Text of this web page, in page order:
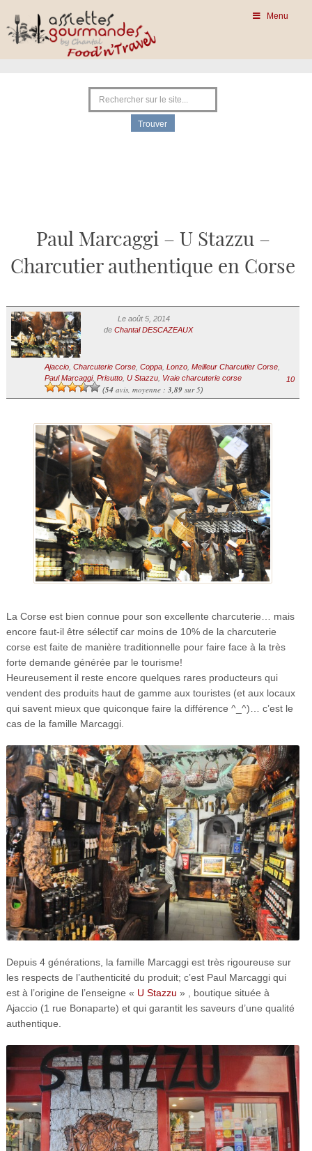
Menu
Paul Marcaggi – U Stazzu –
Charcutier authentique en Corse
Le août 5, 2014
de Chantal DESCAZEAUX
Ajaccio, Charcuterie Corse, Coppa, Lonzo, Meilleur Charcutier Corse,
Paul Marcaggi, Prisutto, U Stazzu, Vraie charcuterie corse
(54avis, moyenne : 3,89sur 5)
10
La Corse est bien connue pour son excellente charcuterie… mais
encore faut-il être sélectif car moins de 10% de la charcuterie
corse est faite de manière traditionnelle pour faire face à la très
forte demande générée par le tourisme!
Heureusement il reste encore quelques rares producteurs qui
vendent des produits haut de gamme aux touristes (et aux locaux
qui savent mieux que quiconque faire la différence ^_^)… c’est le
cas de la famille Marcaggi.
Depuis 4 générations, la famille Marcaggi est très rigoureuse sur
les respects de l’authenticité du produit; c’est Paul Marcaggi qui
est à l’origine de l’enseigne « U Stazzu » , boutique située à
Ajaccio (1 rue Bonaparte) et qui garantit les saveurs d’une qualité
authentique.